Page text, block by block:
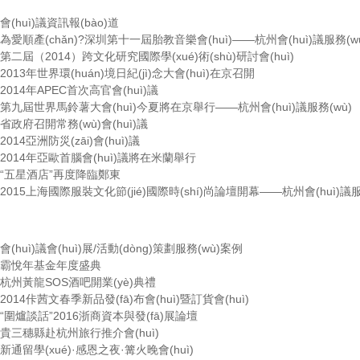
會(huì)議資訊報(bào)道
為愛順產(chǎn)?深圳第十一屆胎教音樂會(huì)——杭州會(huì)議服務
第二屆（2014）跨文化研究國際學(xué)術(shù)研討會(huì)
2013年世界環(huán)境日紀(jì)念大會(huì)在京召開
2014年APEC首次高官會(huì)議
第九屆世界馬鈴薯大會(huì)今夏將在京舉行——杭州會(huì)議服務(wù)
省政府召開常務(wù)會(huì)議
2014亞洲防災(zāi)會(huì)議
2014年亞歐首腦會(huì)議將在米蘭舉行
“五星酒店”再度降臨鄭東
2015上海國際服裝文化節(jié)國際時(shí)尚論壇開幕——杭州會(huì)議
會(huì)議會(huì)展/活動(dòng)策劃服務(wù)案例
霸悅年基金年度盛典
杭州黃龍SOS酒吧開業(yè)典禮
2014佧茜文春季新品發(fā)布會(huì)暨訂貨會(huì)
“圍爐談話”2016浙商資本與發(fā)展論壇
貴三穗縣赴杭州旅行推介會(huì)
新通留學(xué)·感恩之夜·篝火晚會(huì)